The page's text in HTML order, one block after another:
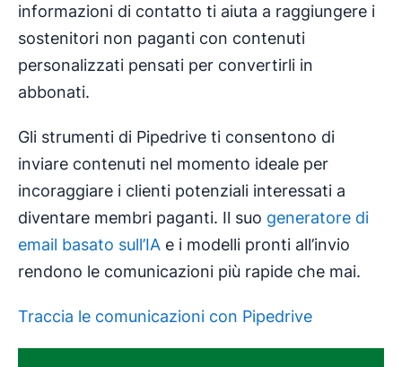
informazioni di contatto ti aiuta a raggiungere i
sostenitori non paganti con contenuti
personalizzati pensati per convertirli in
abbonati.
Gli strumenti di Pipedrive ti consentono di
inviare contenuti nel momento ideale per
incoraggiare i clienti potenziali interessati a
diventare membri paganti. Il suo generatore di
email basato sull’IA e i modelli pronti all’invio
rendono le comunicazioni più rapide che mai.
Traccia le comunicazioni con Pipedrive